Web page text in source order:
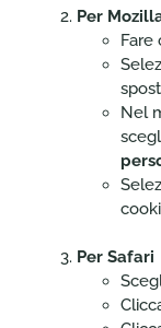
Per
Fare
Nel
Per Safari